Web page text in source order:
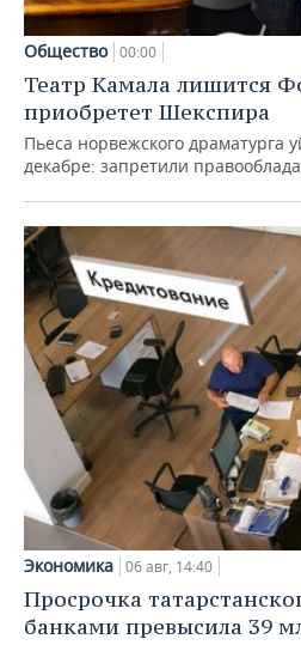
Общество 00:00
Театр Камала лишится
приобретет Шекспира
Пьеса норвежского драматурга
декабре: запретили
Экономика 06 авг, 14:40
Просрочка
банками превысила 39